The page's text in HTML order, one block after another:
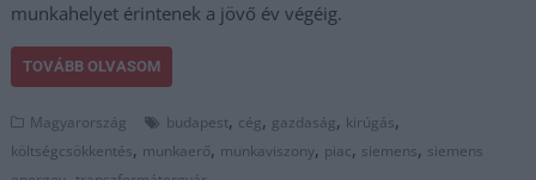
munkahelyet érintenek a jövő év végéig.
TOVÁBB OLVASOM
Magyarország budapest, cég, gazdaság, kirúgás,
költségcsökkentés, munkaerő, munkaviszony, piac, siemens, siemens